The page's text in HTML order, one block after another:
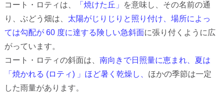
コート・ロティは、 「焼けた丘」
を意味し、その名前の通
り、ぶどう畑は、 太陽がじりじりと照り付け、場所によっ
ては勾配が 60 度に達する険しい急斜面に張り付くように広
がっています。
コート・ロティの斜面は、 南向きで日照量に恵まれ、夏は
「焼かれる (ロティ) 」ほど暑く乾燥し、 ほかの季節は一定
した雨量があります。